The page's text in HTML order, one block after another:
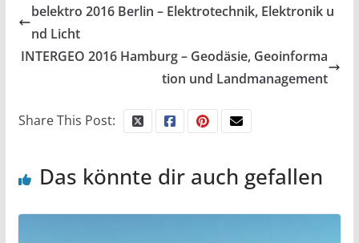
belektro 2016 Berlin – Elektrotechnik, Elektronik u
nd Licht
INTERGEO 2016 Hamburg – Geodäsie, Geoinforma
tion und Landmanagement
Share This Post:
Das könnte dir auch gefallen